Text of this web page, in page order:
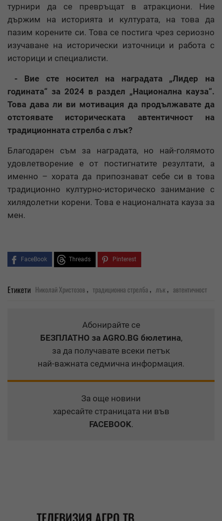
турнири да се превръщат в атракциони. Ние
държим на историята и културата, на това да
пазим корените си. Това се постига чрез сериозно
изучаване на исторически източници и работа с
историци и специалисти.
- Вие сте носител на наградата „Лидер на
годината“ за 2024 в раздел „Национална кауза“.
Това дава ли ви мотивация да продължавате да
отстоявате историческата автентичност на
традиционната стрелба с лък?
Благодарен съм за наградата, но най-голямото
удовлетворение е от постигнатите резултати, а
именно – хората да припознават себе си в това
традиционно културно-историческо занимание с
хилядолетни корени. Това е националната кауза за
мен.
FaceBook Threads Pinterest
Етикети Николай Христозов, традиционна стрелба, лък, автентичност
Абонирайте се
БЕЗПЛАТНО за AGRO.BG бюлетина,
за да получавате всеки петък
най-важната седмична информация.
За още новини
харесайте страницата ни във
FACEBOOK.